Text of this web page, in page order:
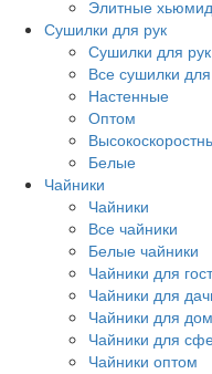
Элитные
Сушилки для рук
Сушилки для рук
Все сушилки
Настенные
Оптом
Белые
Чайники
Чайники
Все чайники
Белые чайники
Чайники для
Чайники для
Чайники для
Чайники для
Чайники оптом